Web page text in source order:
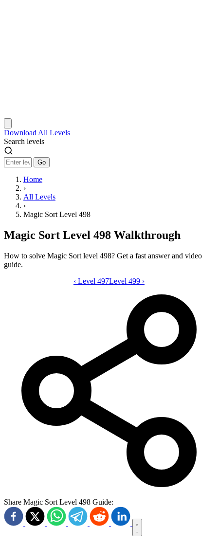
Download All Levels
Search levels
Go
Home
›
All Levels
›
Magic Sort Level 498
Magic Sort Level 498 Walkthrough
How to solve Magic Sort level 498? Get a fast answer and video
guide.
Magic Sort level 498 video guide
‹ Level 497Level 499 ›
Share Magic Sort Level 498 Guide: